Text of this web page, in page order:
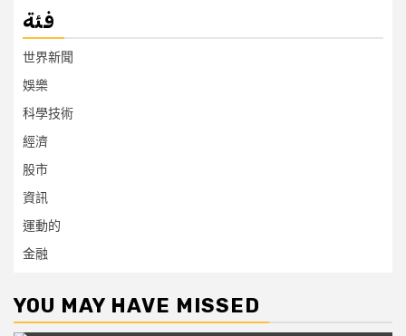
فئة
世界新聞
娛樂
科學技術
經濟
股市
資訊
運動的
金融
YOU MAY HAVE MISSED